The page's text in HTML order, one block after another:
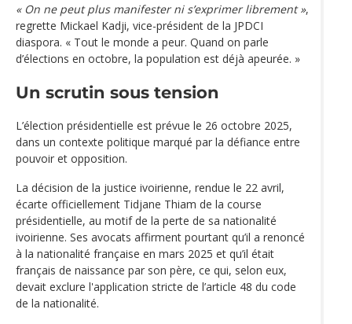
« On ne peut plus manifester ni s’exprimer librement »,
regrette Mickael Kadji, vice-président de la JPDCI
diaspora. « Tout le monde a peur. Quand on parle
d’élections en octobre, la population est déjà apeurée. »
Un scrutin sous tension
L’élection présidentielle est prévue le 26 octobre 2025,
dans un contexte politique marqué par la défiance entre
pouvoir et opposition.
La décision de la justice ivoirienne, rendue le 22 avril,
écarte officiellement Tidjane Thiam de la course
présidentielle, au motif de la perte de sa nationalité
ivoirienne. Ses avocats affirment pourtant qu’il a renoncé
à la nationalité française en mars 2025 et qu’il était
français de naissance par son père, ce qui, selon eux,
devait exclure l'application stricte de l’article 48 du code
de la nationalité.